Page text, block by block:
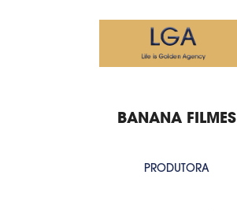
BANANA FILMES
PRODUTORA